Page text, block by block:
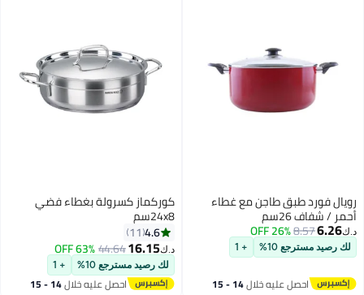
رويال فورد طبق طاجن مع غطاء
أحمر / شفاف 26سم
د.ك‏6.26
8.57
26% OFF
لك رصيد مسترجع 10% + 1
احصل عليه خلال 14 - 15
كوركماز كسرولة بغطاء فضي
24x8سم
4.6
11
د.ك‏16.15
44.64
63% OFF
لك رصيد مسترجع 10% + 1
احصل عليه خلال 14 - 15